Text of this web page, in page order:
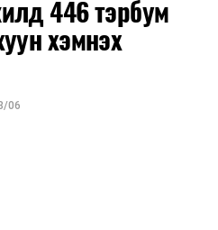
байна. Нэг төслийн
хэмжээ700 мянган
446 тэрбум
хэмнэх
06